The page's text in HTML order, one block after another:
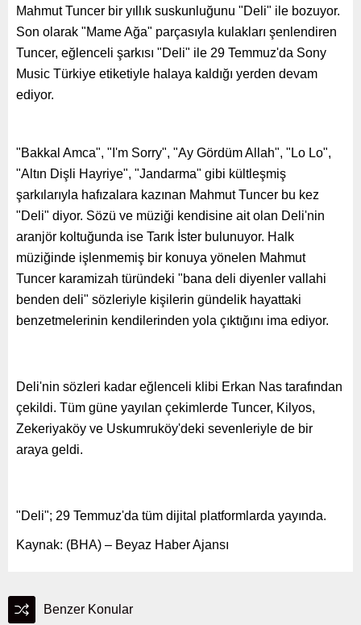
Mahmut Tuncer bir yıllık suskunluğunu "Deli" ile bozuyor.
Son olarak "Mame Ağa" parçasıyla kulakları şenlendiren
Tuncer, eğlenceli şarkısı "Deli" ile 29 Temmuz'da Sony
Music Türkiye etiketiyle halaya kaldığı yerden devam
ediyor.
"Bakkal Amca", "I'm Sorry", "Ay Gördüm Allah", "Lo Lo",
"Altın Dişli Hayriye", "Jandarma" gibi kültleşmiş
şarkılarıyla hafızalara kazınan Mahmut Tuncer bu kez
"Deli" diyor. Sözü ve müziği kendisine ait olan Deli'nin
aranjör koltuğunda ise Tarık İster bulunuyor. Halk
müziğinde işlenmemiş bir konuya yönelen Mahmut
Tuncer karamizah türündeki "bana deli diyenler vallahi
benden deli" sözleriyle kişilerin gündelik hayattaki
benzetmelerinin kendilerinden yola çıktığını ima ediyor.
Deli'nin sözleri kadar eğlenceli klibi Erkan Nas tarafından
çekildi. Tüm güne yayılan çekimlerde Tuncer, Kilyos,
Zekeriyaköy ve Uskumruköy'deki sevenleriyle de bir
araya geldi.
"Deli"; 29 Temmuz'da tüm dijital platformlarda yayında.
Kaynak: (BHA) – Beyaz Haber Ajansı
Benzer Konular